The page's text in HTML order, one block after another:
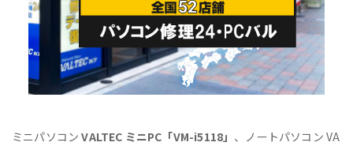
ミニパソコン VALTEC ミニPC「VM-i5118」 、ノートパソコン VA